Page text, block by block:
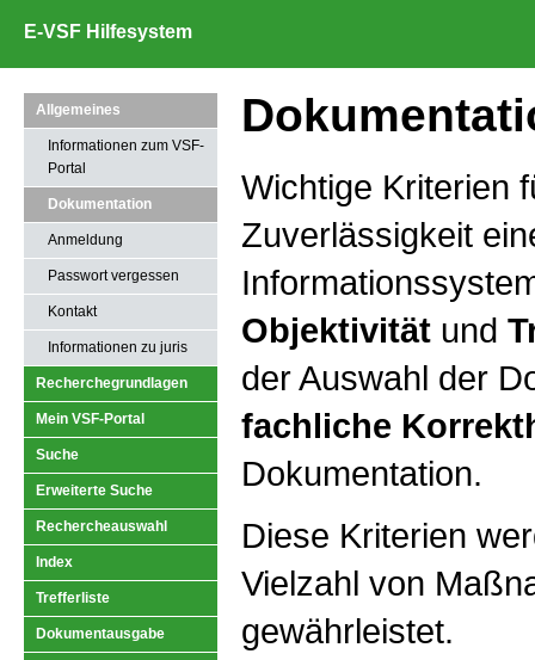
E-VSF Hilfesystem
Allgemeines
Informationen zum VSF-
Portal
Dokumentation
Anmeldung
Passwort vergessen
Kontakt
Informationen zu juris
Recherchegrundlagen
Mein VSF-Portal
Suche
Erweiterte Suche
Rechercheauswahl
Index
Trefferliste
Dokumentausgabe
Wichtige Kriterien
Zuverlässigkeit
Objektivität und
der Auswahl der
fachliche
Dokumentation.
Diese Kriterien
Vielzahl von
gewährleistet.